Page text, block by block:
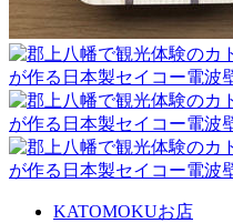
KATOMOKUお店